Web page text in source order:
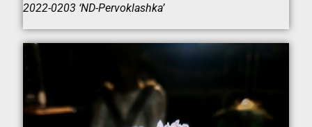
2022-0203 ‘ND-Pervoklashka’